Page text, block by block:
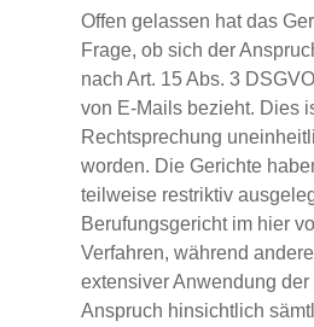
Offen gelassen hat das
Frage, ob sich der
nach Art. 15 Abs. 3
von E-Mails bezieht. Dies
Rechtsprechung
worden. Die Gerichte
teilweise restriktiv
Berufungsgericht im hier
Verfahren, während
extensiver Anwendung
Anspruch hinsichtlich